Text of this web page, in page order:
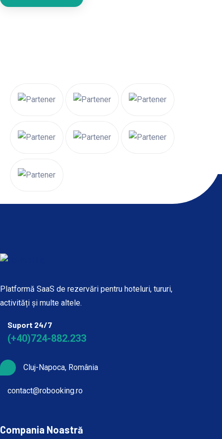
Platformă SaaS de rezervări pentru hoteluri, tururi,
activități și multe altele.
Suport 24/7
(+40)724-882.233
Cluj-Napoca, România
contact@robooking.ro
Compania Noastră